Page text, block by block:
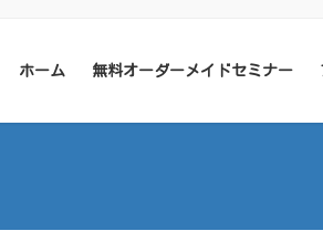
ホーム 無料オーダーメイドセミナー